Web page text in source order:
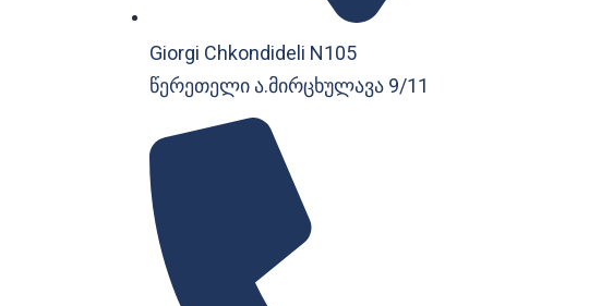
Giorgi Chkondideli N105
წერეთელი ა.მირცხულავა 9/11